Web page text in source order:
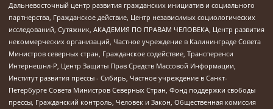
Дальневосточный центр развития гражданских инициатив и социального
партнерства, Гражданское действие, Центр независимых социологических
исследований, Сутяжник, АКАДЕМИЯ ПО ПРАВАМ ЧЕЛОВЕКА, Центр развития
некоммерческих организаций, Частное учреждение в Калининграде Совета
Министров северных стран, Гражданское содействие, Трансперенси
Интернешнл-Р, Центр Защиты Прав Средств Массовой Информации,
Институт развития прессы - Сибирь, Частное учреждение в Санкт-
Петербурге Совета Министров Северных Стран, Фонд поддержки свободы
прессы, Гражданский контроль, Человек и Закон, Общественная комиссия